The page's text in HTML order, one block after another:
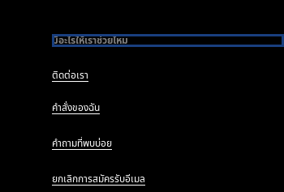
มีอะไรให้เราช่วยไหม
ติดต่อเรา
คำสั่งของฉัน
คำถามที่พบบ่อย
ยกเลิกการสมัครรับอีเมล